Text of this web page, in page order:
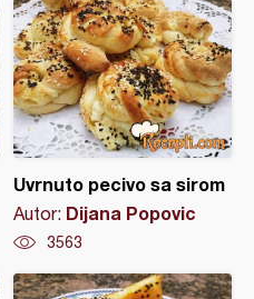
Uvrnuto pecivo sa sirom
Autor: Dijana Popovic
3563